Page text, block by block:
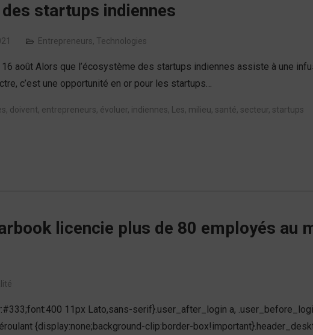
startups indiennes
Entrepreneurs, Technologies
16 août Alors que l’écosystème des startups indiennes assiste à une
c’est une opportunité en or pour les startups…
, doivent, entrepreneurs, évoluer, indiennes, Les, milieu, santé, secteur, startups
licencie plus de 80 employés au
11px Lato,sans-serif}.user_after_login a,
{display:none;background-clip:border-